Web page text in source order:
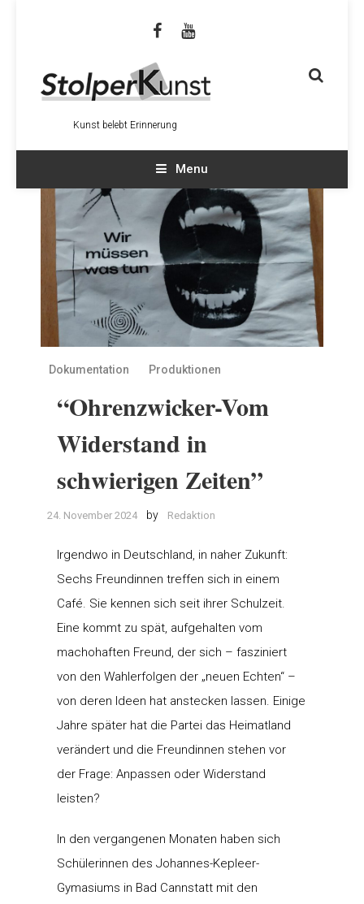
Kunst belebt Erinnerung
Menu
Dokumentation Produktionen
“Ohrenzwicker-Vom
Widerstand in
schwierigen Zeiten”
24. November 2024 by Redaktion
Irgendwo in Deutschland, in naher Zukunft:
Sechs Freundinnen treffen sich in einem
Café. Sie kennen sich seit ihrer Schulzeit.
Eine kommt zu spät, aufgehalten vom
machohaften Freund, der sich – fasziniert
von den Wahlerfolgen der „neuen Echten“ –
von deren Ideen hat anstecken lassen. Einige
Jahre später hat die Partei das Heimatland
verändert und die Freundinnen stehen vor
der Frage: Anpassen oder Widerstand
leisten?
In den vergangenen Monaten haben sich
Schülerinnen des Johannes-Kepleer-
Gymasiums in Bad Cannstatt mit den